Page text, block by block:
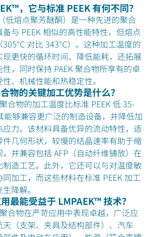
，它与标准 PEEK 有何不同？
低熔点聚芳醚酮）是一种先进的聚合
与 PEEK 相似的高性能特性，但熔点
对比 343°C）。这种加工温度的
现更快的循环时间、降低能耗，还拓展
，同时保持 PAEK 聚合物所享有的卓
、机械性能和热稳定性。
物的关键加工优势是什么？
合物的加工温度比标准 PEEK 低 35-
能够兼容更广泛的制造设备，并降低加
应力。该材料具备优异的流动特性，适
件几何形状，较慢的结晶速率有助于缩
并兼容包括 AFP（自动纤维铺放）在
制造工艺。此外，它还可以与对温度敏
加工，而这些材料在标准 PEEK 加工
降解。
最能受益于 LMPAEK™ 技术？
合物在严苛应用中表现卓越，广泛应
天（支架、夹具及结构部件）、汽车